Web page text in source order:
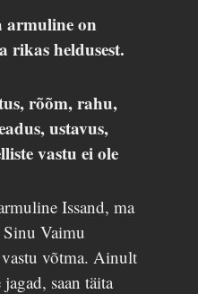
armuline on
rikas heldusest.
rõõm, rahu,
ustavus,
vastu ei ole
Issand, ma
Vaimu
võtma. Ainult
saan täita